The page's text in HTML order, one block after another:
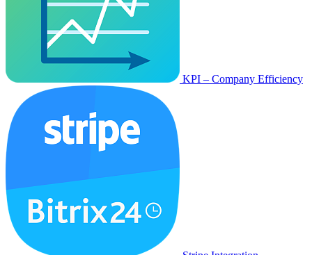
KPI – Company Efficiency